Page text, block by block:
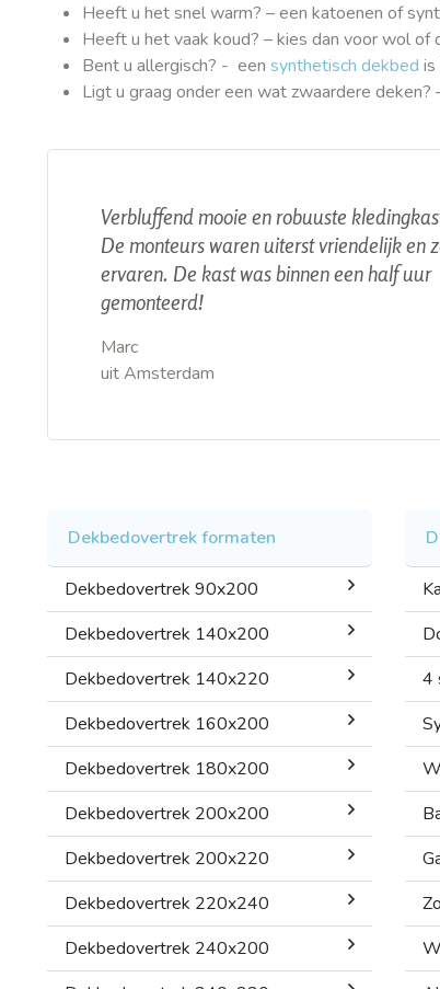
Heeft u het snel warm? – een katoenen of
Heeft u het vaak koud? – kies dan voor wol
Bent u allergisch? - een synthetisch dekbed
Ligt u graag onder een wat zwaardere deken?
Verbluffend mooie en robuuste
De monteurs waren uiterst vriendelijk en
ervaren. De kast was binnen een half uur
gemonteerd!
Marc
uit Amsterdam
Dekbedovertrek formaten
Dekbedovertrek 90x200
Dekbedovertrek 140x200
Dekbedovertrek 140x220
Dekbedovertrek 160x200
Dekbedovertrek 180x200
Dekbedovertrek 200x200
Dekbedovertrek 200x220
Dekbedovertrek 220x240
Dekbedovertrek 240x200
4